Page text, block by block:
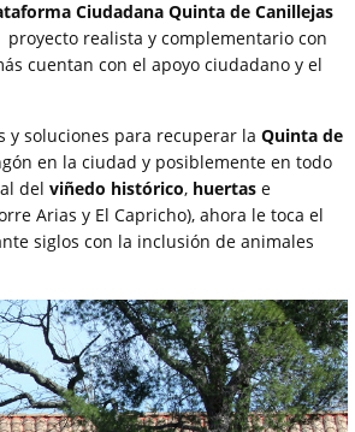
Ciudadana Quinta de Canillejas
realista y complementario con
cuentan con el apoyo ciudadano y el
y soluciones para recuperar la Quinta de
en la ciudad y posiblemente en todo
del viñedo histórico, huertas e
Arias y El Capricho), ahora le toca el
siglos con la inclusión de animales